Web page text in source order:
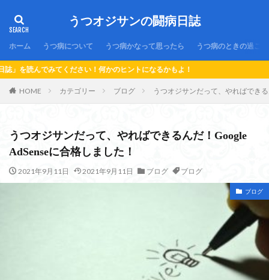
うつオジサンの闘病日誌
ホーム うつ病について うつ病かなって思ったら うつ病のときの過ご
！何かのヒントになるかもよ！
HOME カテゴリー ブログ うつオジサンだって、やればでき
うつオジサンだって、やればできるんだ！Google
AdSenseに合格しました！
2021年9月11日 2021年9月11日 ブログ ブログ
ブログ